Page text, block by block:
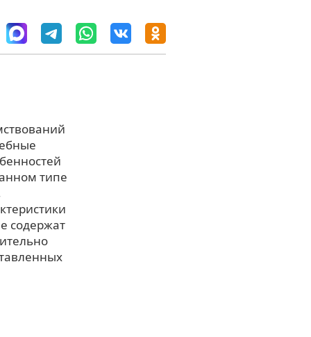
типе
содержат